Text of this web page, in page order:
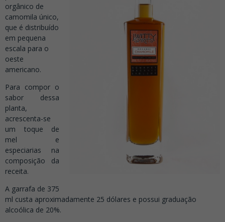
orgânico de
camomila único,
que é distribuído
em pequena
escala para o
oeste
americano.
Para compor o
sabor dessa
planta,
acrescenta-se
um toque de
mel e
especiarias na
composição da
receita.
A garrafa de 375
ml custa aproximadamente 25 dólares e possui graduação
alcoólica de 20%.